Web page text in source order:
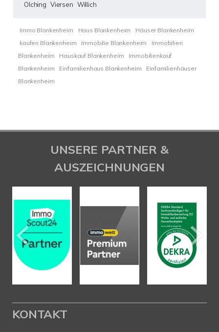
Olching Viersen Willich
Immo Blankenheim Haus Blankenheim
Häuser Blankenheim
kaufen Blankenheim
Immobilie Blankenheim
Immobilien
Blankenheim
Hauskauf Blankenheim
Immobilienkauf
Blankenheim
Einfamilienhaus Blankenheim
Einfamilienhäuser
Blankenheim
UNSERE PARTNER &
AUSZEICHNUNGEN
KONTAKT